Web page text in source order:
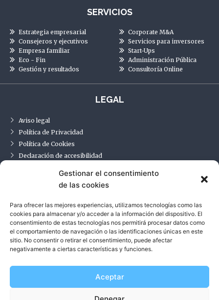
Gestionar el consentimiento
de las cookies
Para ofrecer las mejores experiencias, utilizamos tecnologías como las
cookies para almacenar y/o acceder a la información del dispositivo. El
consentimiento de estas tecnologías nos permitirá procesar datos como
el comportamiento de navegación o las identificaciones únicas en este
sitio. No consentir o retirar el consentimiento, puede afectar
negativamente a ciertas características y funciones.
Aceptar
SERVICIOS
Estrategia empresarial
Consejeros y ejecutivos
Empresa familiar
Eco - Fin
Gestión y resultados
Corporate M&A
Servicios para inversores
Start-Ups
Administración Pública
Consultoría Online
LEGAL
Aviso legal
Política de Privacidad
Política de Cookies
Declaración de accesibilidad
CONTACTO
Carrer Vall d’Aran, 19
08640, Olesa de Montserrat, Barcelona
Tel:
659 96 46 72
Correo: info@ntcon.eu